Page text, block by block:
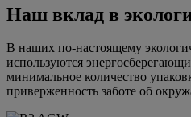
Наш вклад в
В наших по-настоящему
используются
минимальное количество
приверженность заботе об